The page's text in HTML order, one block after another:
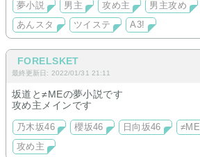
夢小説 男主 攻め主 男主攻め
あんスタ
ツイステ A3!
FORELSKET
最終更新日: 2022/01/31 21:11
坂道と≠MEの夢小説です
攻め主メインです
乃木坂46 櫻坂46 日向坂46 ≠ME
攻め主